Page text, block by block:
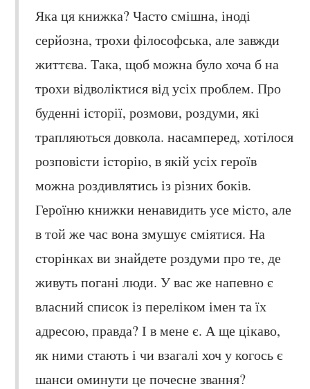
Яка ця книжка? Часто смішна, іноді
серйозна, трохи філософська, але завжди
життєва. Така, щоб можна було хоча б на
трохи відволіктися від усіх проблем. Про
буденні історії, розмови, роздуми, які
трапляються довкола. насамперед, хотілося
розповісти історію, в якій усіх героїв
можна роздивлятись із різних боків.
Героїню книжки ненавидить усе місто, але
в той же час вона змушує сміятися. На
сторінках ви знайдете роздуми про те, де
живуть погані люди. У вас же напевно є
власний список із переліком імен та їх
адресою, правда? І в мене є. А ще цікаво,
як ними стають і чи взагалі хоч у когось є
шанси оминути це почесне звання?